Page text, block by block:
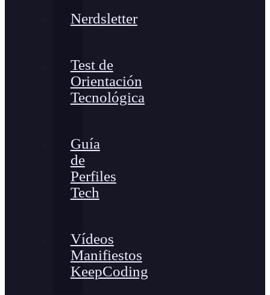
Nerdsletter
Test de
Orientación
Tecnológica
Guía
de
Perfiles
Tech
Vídeos
Manifiestos
KeepCoding